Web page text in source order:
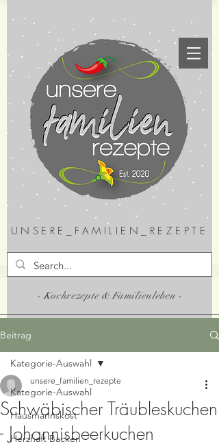
UNSERE_FAMILIEN_REZEPTE
- Kochrezepte & Familienleben -
Beitrag
Kategorie-Auswahl
Hausmannskost
Herzhaft Backen
Kategorie-Auswahl
Schwäbischer Träubleskuchen
- Johannisbeerkuchen
unsere_familien_rezepte